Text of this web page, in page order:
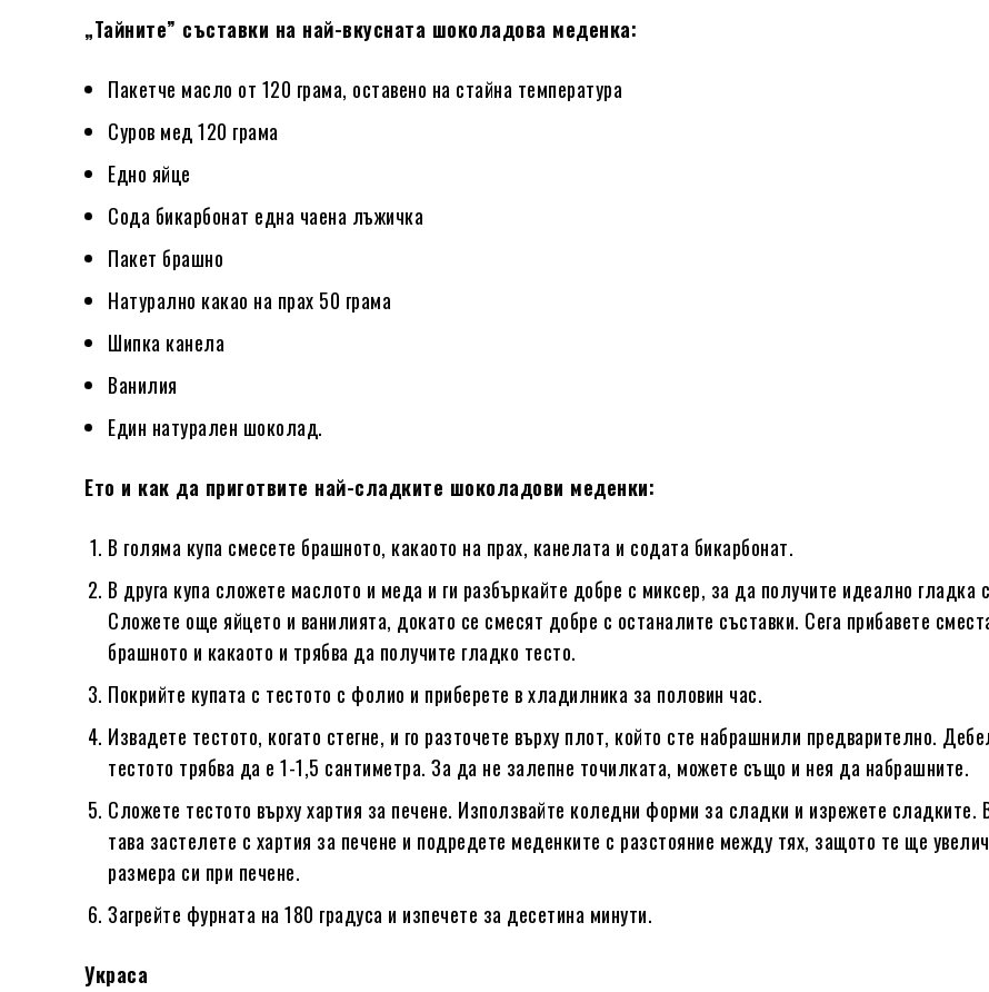
„Тайните” съставки на най-вкусната шоколадова меденка:
Пакетче масло от 120 грама, оставено на стайна температура
Суров мед 120 грама
Едно яйце
Сода бикарбонат една чаена лъжичка
Пакет брашно
Натурално какао на прах 50 грама
Шипка канела
Ванилия
Един натурален шоколад.
Ето и как да приготвите най-сладките шоколадови меденки:
В голяма купа смесете брашното, какаото на прах, канелата и содата бикарбонат.
В друга купа сложете маслото и меда и ги разбъркайте добре с миксер, за да получите идеално гладка
Сложете още яйцето и ванилията, докато се смесят добре с останалите съставки. Сега прибавете
брашното и какаото и трябва да получите гладко тесто.
Покрийте купата с тестото с фолио и приберете в хладилника за половин час.
Извадете тестото, когато стегне, и го разточете върху плот, който сте набрашнили предварително.
тестото трябва да е 1-1,5 сантиметра. За да не залепне точилката, можете също и нея да набрашните.
Сложете тестото върху хартия за печене. Използвайте коледни форми за сладки и изрежете сладките.
тава застелете с хартия за печене и подредете меденките с разстояние между тях, защото те ще
размера си при печене.
Загрейте фурната на 180 градуса и изпечете за десетина минути.
Украса